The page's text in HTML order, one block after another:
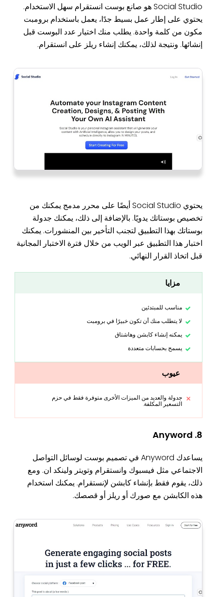
Social Studio هو صانع بوست انستقرام سهل الاستخدام.
يحتوي على إطار عمل بسيط جدًا، يعمل باستخدام برومبت
مكون من كلمة واحدة. يطلب منك اختيار عدد البوست قبل
إنشائها. ونتيجة لذلك، يمكنك إنشاء ريلز على انستقرام.
يحتوي Social Studio أيضًا على محرر مدمج يمكنك من
تخصيص بوستاتك يدويًا. بالإضافة إلى ذلك، يمكنك جدولة
بوستاتك بهذا التطبيق لتجنب التأخير بين المنشورات. يمكنك
اختبار هذا التطبيق عبر الويب من خلال فترة الاختبار المجانية
قبل اتخاذ القرار النهائي.
مزايا
مناسب للمبتدئين
لا يتطلب منك أن تكون خبيرًا في برومبت
يمكنه إنشاء كابشن وهاشتاق
يسمح بحسابات متعددة
عيوب
جدولة والعديد من الميزات الأخرى متوفرة فقط في حزم
التسعير المكلفة.
8. Anyword
يساعدك Anyword في تصميم بوست لوسائل التواصل
الاجتماعي مثل فيسبوك وانستقرام وتويتر ولينكد ان. ومع
ذلك، يقوم فقط بإنشاء كابشن لإنستقرام. يمكنك استخدام
هذه الكابشن مع صورك أو ريلز أو قصصك.